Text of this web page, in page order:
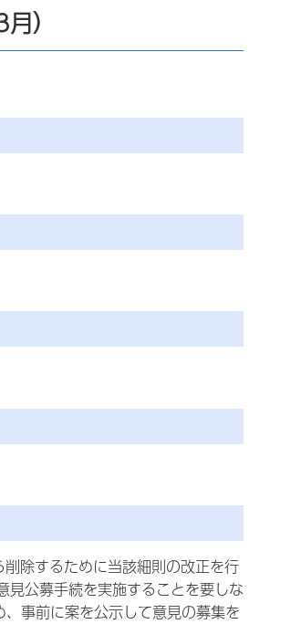
）
除するために当該細則の改正を行
見公募手続を実施することを要しな
事前に案を公示して意見の募集を